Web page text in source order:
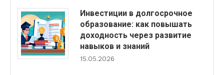
Инвестиции в долгосрочное
образование: как повышать
доходность через развитие
навыков и знаний
15.05.2026